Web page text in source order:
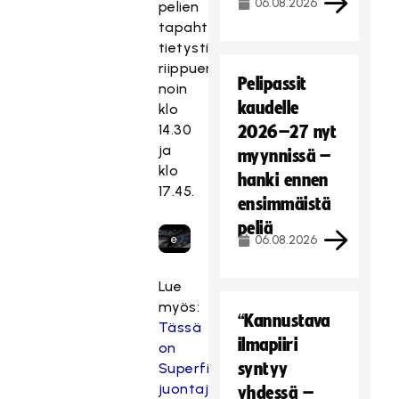
pelien
tapahtumista
tietysti
riippuen
noin
klo
14.30
ja
klo
17.45.
t
e
t
t
y,
k
o
k
a
e
ti
Lue
myös:
Tässä
on
Superfinaalin
juontaja
T
ä
m
si
s
t
ö
n
e
s
t
e
06.08.2026
Pelipassit
kaudelle
2026–27 nyt
myynnissä –
hanki ennen
ensimmäistä
peliä
06.08.2026
“Kannustava
ilmapiiri
syntyy
yhdessä –